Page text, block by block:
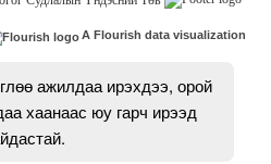
A Flourish data visualization
ажилдаа ирэхдээ, орой
хаанаас юу гарч ирээд